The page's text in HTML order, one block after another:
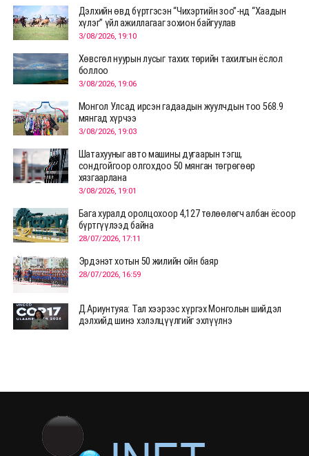
Дэлхийн өвд бүртгэсэн “Чихэртийн зоо”-нд “Хаадын
хүлэг” үйл ажиллагааг зохион байгуулав
3/08/2026, 19:10
Хөвсгөл нуурын лусыг тахих төрийн тахилгын ёслол
боллоо
3/08/2026, 19:06
Монгол Улсад ирсэн гадаадын жуулчдын тоо 568.9
мянгад хүрчээ
3/08/2026, 19:03
Шатахууныг авто машины дугаарын тэгш,
сондгойгоор олгохдоо 50 мянган төгрөгөөр
хязгаарлана
3/08/2026, 19:01
Бага хуралд оролцохоор 4,127 төлөөлөгч албан ёсоор
бүртгүүлээд байна
28/07/2026, 17:11
Эрдэнэт хотын 50 жилийн ойн баяр
28/07/2026, 16:59
Д.Ариунтуяа: Тал хээрээс хүргэх Монголын шийдэл
дэлхийд шинэ хэлэлцүүлгийг эхлүүлнэ
28/07/2026, 12:04
ХӨВСГӨЛ Нутгийн зөвлөлөөс МУАЖ Д.Цэрэндарьзавт